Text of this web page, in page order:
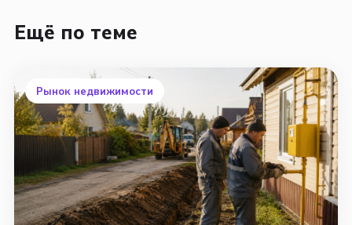
Ещё по теме
Рынок недвижимости